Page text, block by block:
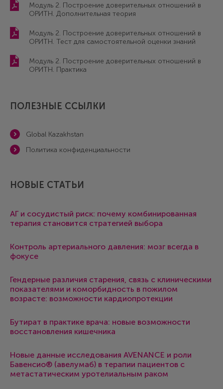
Модуль 2. Построение доверительных отношений в
ОРИТН. Дополнительная теория
Модуль 2. Построение доверительных отношений в
ОРИТН. Тест для самостоятельной оценки знаний
Модуль 2. Построение доверительных отношений в
ОРИТН. Практика
ПОЛЕЗНЫЕ ССЫЛКИ
Global Kazakhstan
Политика конфиденциальности
НОВЫЕ СТАТЬИ
АГ и сосудистый риск: почему комбинированная
терапия становится стратегией выбора
Контроль артериального давления: мозг всегда в
фокусе
Гендерные различия старения, связь с клиническими
показателями и коморбидность в пожилом
возрасте: возможности кардиопротекции
Бутират в практике врача: новые возможности
восстановления кишечника
Новые данные исследования AVENANCE и роли
Бавенсио® (авелумаб) в терапии пациентов с
метастатическим уротелиальным раком